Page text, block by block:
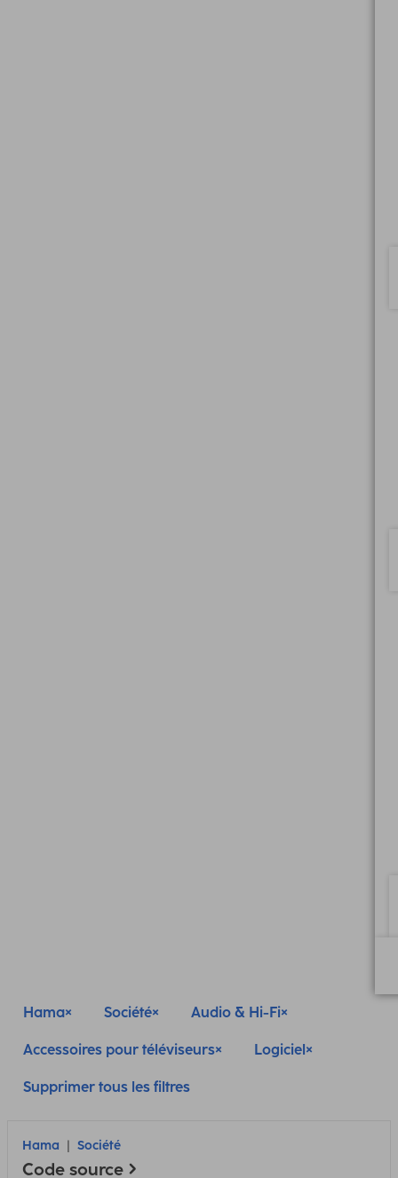
Hama Société Audio & Hi-Fi
Accessoires pour téléviseurs Logiciel
Supprimer tous les filtres
Hama Société
Code source